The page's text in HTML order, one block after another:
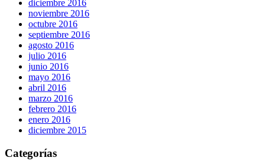
diciembre 2016
noviembre 2016
octubre 2016
septiembre 2016
agosto 2016
julio 2016
junio 2016
mayo 2016
abril 2016
marzo 2016
febrero 2016
enero 2016
diciembre 2015
Categorías